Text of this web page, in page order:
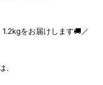
をお届けします🚚／
、